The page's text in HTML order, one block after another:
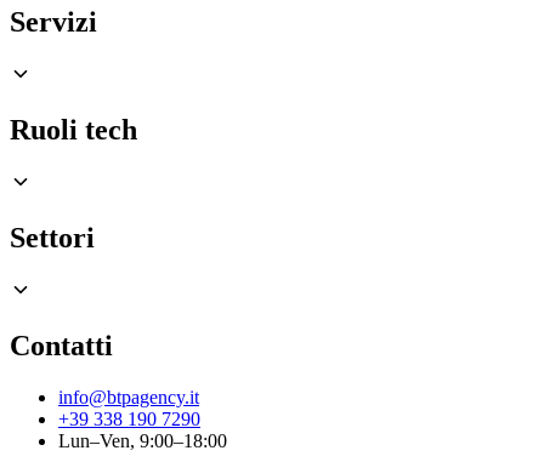
Servizi
Ruoli tech
Settori
Contatti
info@btpagency.it
+39 338 190 7290
Lun–Ven, 9:00–18:00